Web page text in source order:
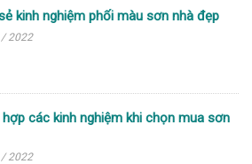
kinh nghiệm phối màu sơn nhà đẹp
/ 2022
các kinh nghiệm khi chọn mua sơn
/ 2022